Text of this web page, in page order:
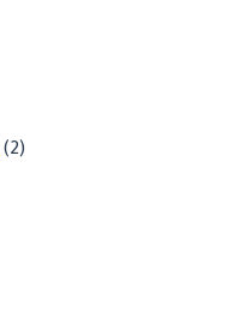
(2)